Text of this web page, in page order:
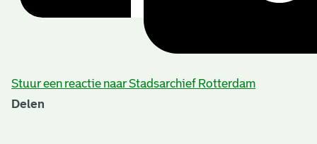
Stuur een reactie naar Stadsarchief Rotterdam
Delen